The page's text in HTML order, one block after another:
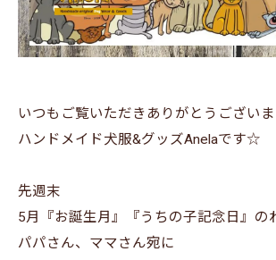
いつもご覧いただきありがとうござい
ハンドメイド犬服&グッズAnelaです☆
先週末
5月『お誕生月』『うちの子記念日』
パパさん、ママさん宛に